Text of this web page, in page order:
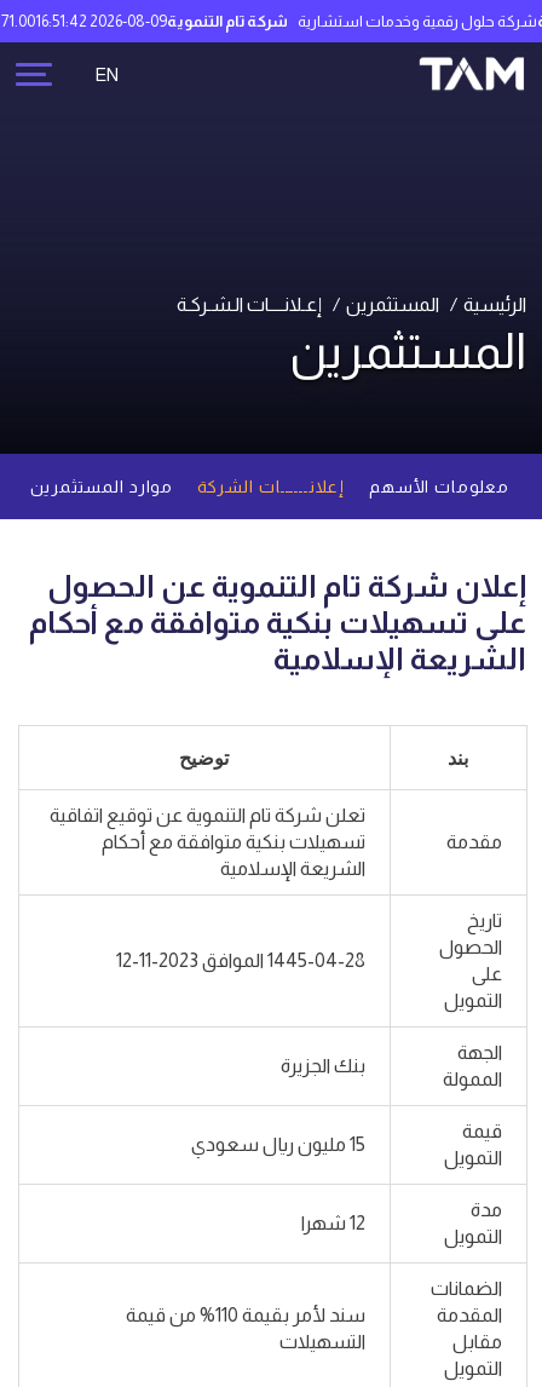
حلول رقمية وخدمات استشارية شركة تام التنموية2026-08-09 16:51:42 71.00 ريال سعودي
EN
الرئيسية المستثمرين إعـلانــــات الـشـركـة
المستثمرين
معلومات الأسهم إعلانــــــات الشركة موارد المستثمرين
إعلان شركة تام التنموية عن الحصول
على تسهيلات بنكية متوافقة مع أحكام
الشريعة الإسلامية
بند توضيح
مقدمة
تعلن شركة تام التنموية عن توقيع اتفاقية
تسهيلات بنكية متوافقة مع أحكام
الشريعة الإسلامية
تاريخ
الحصول
على
التمويل
1445-04-28 الموافق 2023-11-12
الجهة
الممولة
بنك الجزيرة
قيمة
التمويل
15 مليون ريال سعودي
مدة
التمويل
12 شهرا
الضمانات
المقدمة
مقابل
التمويل
سند لأمر بقيمة 110% من قيمة
التسهيلات